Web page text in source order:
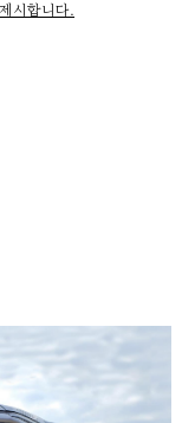
시합니다.